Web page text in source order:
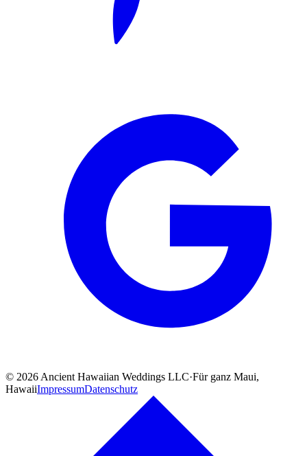
© 2026 Ancient Hawaiian Weddings LLC·Für ganz Maui,
HawaiiImpressumDatenschutz